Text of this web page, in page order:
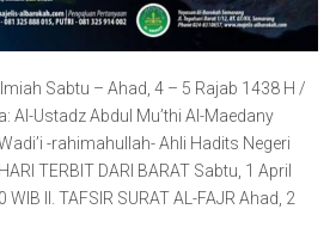
Sabtu – Ahad, 4 – 5 Rajab 1438 H /
Al-Ustadz Abdul Mu’thi Al-Maedany
-rahimahullah- Ahli Hadits Negeri
TERBIT DARI BARAT Sabtu, 1 April
II. TAFSIR SURAT AL-FAJR Ahad, 2